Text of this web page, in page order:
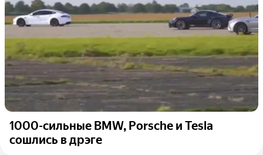
1000-сильные BMW, Porsche и Tesla
сошлись в дрэге